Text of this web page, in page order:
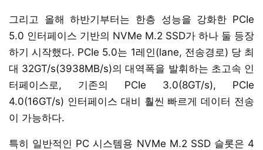
그리고 올해 하반기부터는 한층 성능을 강화한 PCIe
5.0 인터페이스 기반의 NVMe M.2 SSD가 하나 둘 등장
하기 시작했다. PCIe 5.0는 1레인(lane, 전송경로) 당 최
대 32GT/s(3938MB/s)의 대역폭을 발휘하는 초고속 인
터페이스로, 기존의 PCIe 3.0(8GT/s), PCIe
4.0(16GT/s) 인터페이스 대비 훨씬 빠르게 데이터 전송
이 가능하다.
특히 일반적인 PC 시스템용 NVMe M.2 SSD 슬롯은 4